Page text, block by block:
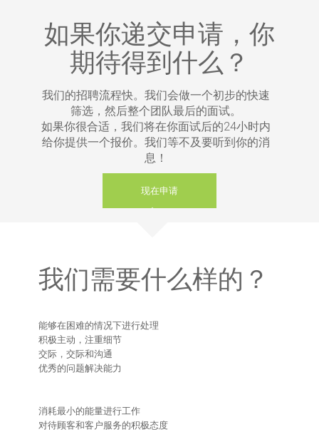
如果你递交申请，你
期待得到什么？
我们的招聘流程快。我们会做一个初步的快速
筛选，然后整个团队最后的面试。
如果你很合适，我们将在你面试后的24小时内
给你提供一个报价。我们等不及要听到你的消
息！
现在申请
我们需要什么样的？
能够在困难的情况下进行处理
积极主动，注重细节
交际，交际和沟通
优秀的问题解决能力
消耗最小的能量进行工作
对待顾客和客户服务的积极态度